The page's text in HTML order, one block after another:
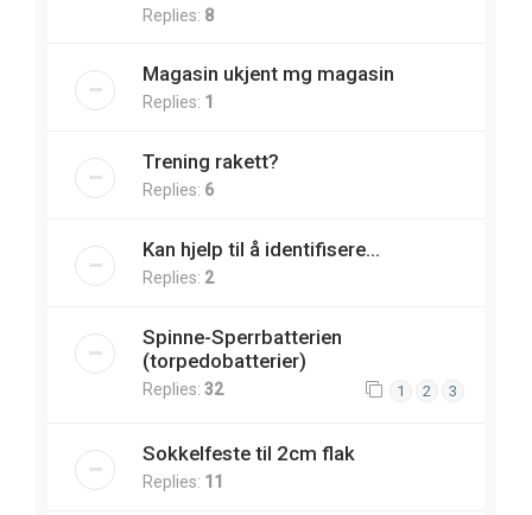
Replies: 8
Magasin ukjent mg magasin
Replies: 1
Trening rakett?
Replies: 6
Kan hjelp til å identifisere...
Replies: 2
Spinne-Sperrbatterien
(torpedobatterier)
Replies: 32 1 2 3
Sokkelfeste til 2cm flak
Replies: 11